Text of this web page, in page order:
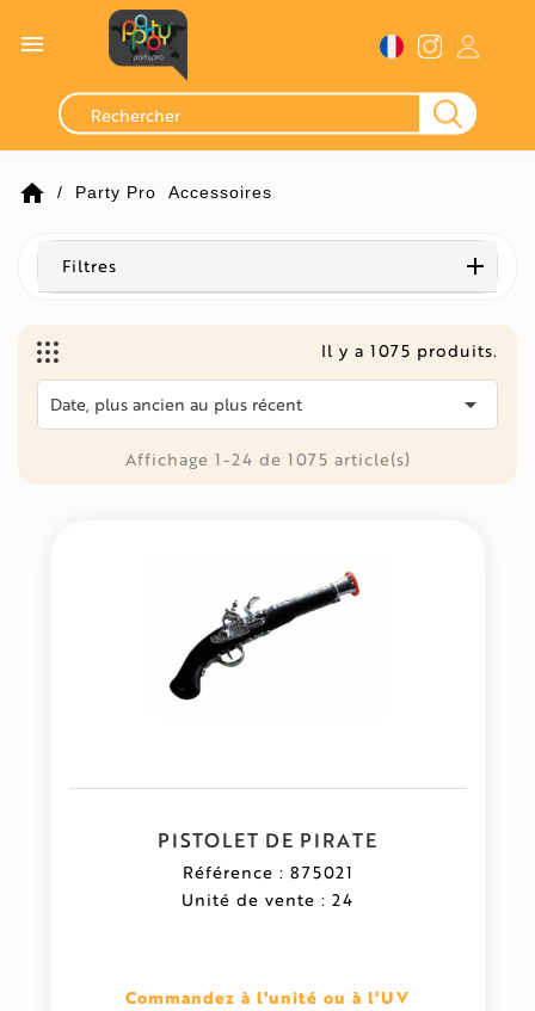

home Party Pro Accessoires
Filtres
Il y a 1075 produits.
Date, plus ancien au plus récent 
Affichage 1-24 de 1075 article(s)
PISTOLET DE PIRATE
Référence : 875021
Unité de vente : 24
Commandez à l'unité ou à l'UV